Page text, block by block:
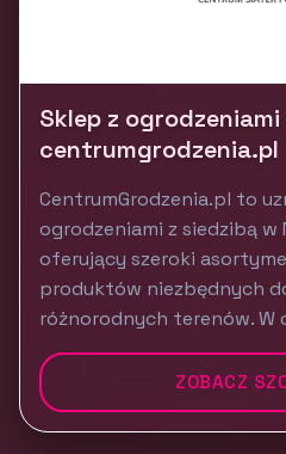
Sklep z ogrodzeniami
centrumgrodzenia.pl
CentrumGrodzenia.pl to
ogrodzeniami z siedzibą w
oferujący szeroki
produktów niezbędnych
różnorodnych terenów. W
ZOBACZ